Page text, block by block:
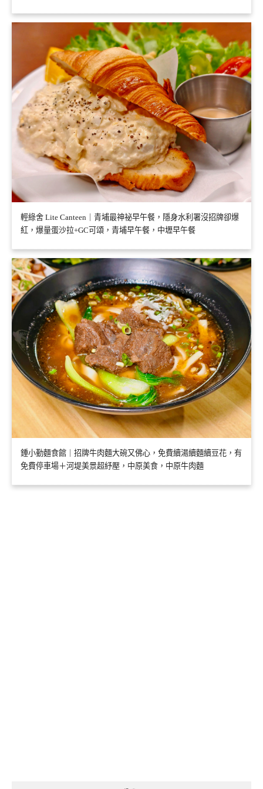
輕綠舍 Lite Canteen｜青埔最神祕早午餐，隱身水利署沒招牌卻爆
紅，爆量蛋沙拉+GC可頌，青埔早午餐，中壢早午餐
鍾小勤麵食館｜招牌牛肉麵大碗又佛心，免費續湯續麵續豆花，有
免費停車場＋河堤美景超紓壓，中原美食，中原牛肉麵